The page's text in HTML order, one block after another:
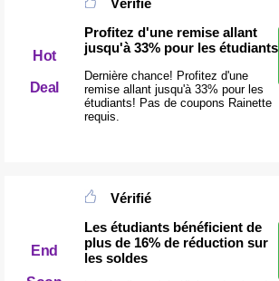
Hot
Deal
Profitez d'une remise allant
jusqu'à 33% pour les étudiants
Dernière chance! Profitez d'une
remise allant jusqu'à 33% pour les
étudiants! Pas de coupons Rainette
requis.
End
Vérifié
Les étudiants bénéficient de
plus de 16% de réduction sur
les soldes